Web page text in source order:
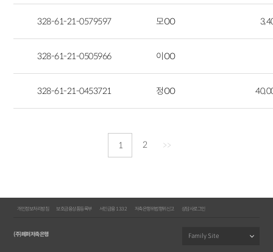
328-61-21-0579597 모OO
328-61-21-0505966 이OO
328-61-21-0453721 정OO
1 2 >>
개인정보처리방침 보호금융상품등록부 서민금융 1332 저축은행위법행위신고 상담사로그인
(주)페퍼저축은행